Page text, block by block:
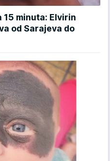
15 minuta: Elvirin
od Sarajeva do